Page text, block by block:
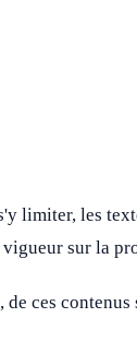
limiter, les
vigueur sur la
ces